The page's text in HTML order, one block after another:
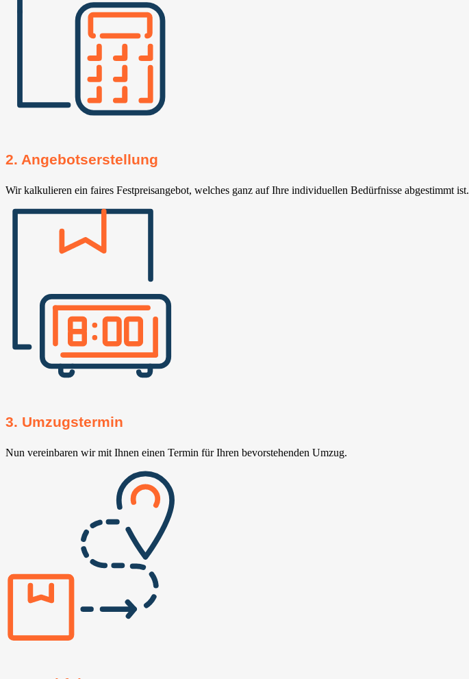
2. Angebotserstellung
Wir kalkulieren ein faires Festpreisangebot, welches ganz auf Ihre individuellen Bedürfnisse abgestimmt ist.
3. Umzugstermin
Nun vereinbaren wir mit Ihnen einen Termin für Ihren bevorstehenden Umzug.